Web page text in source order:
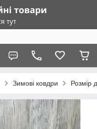
Зимові ковдри Розмір